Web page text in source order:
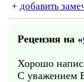
+ добавить
Рецензия на «
Хорошо
С уважением